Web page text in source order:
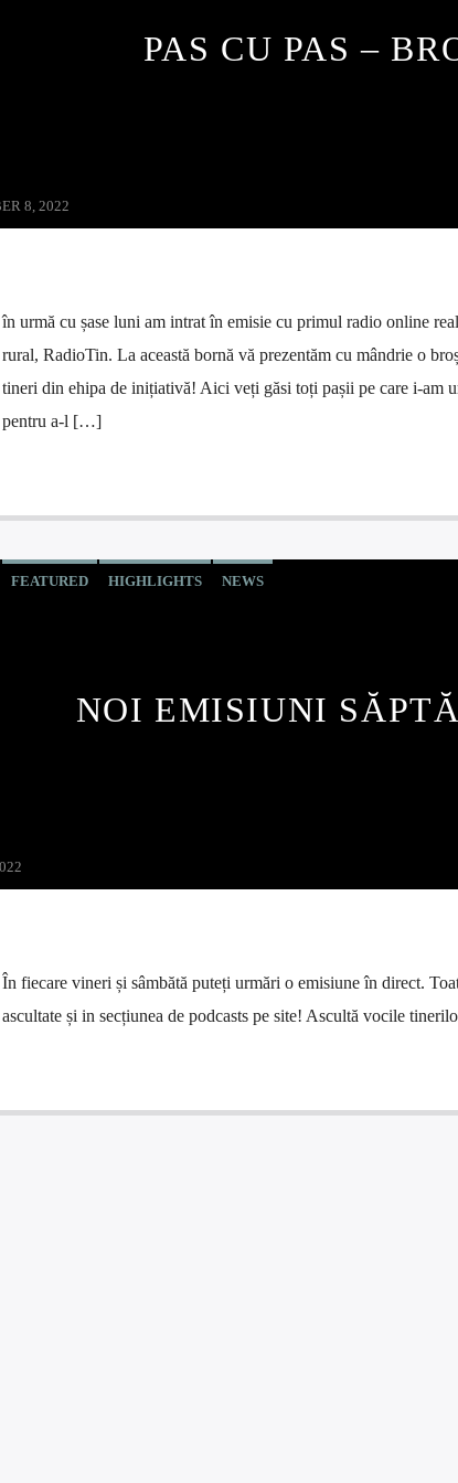
PAS CU PAS –
8, 2022
în urmă cu șase luni am intrat în emisie cu primul radio online
rural, RadioTin. La această bornă vă prezentăm cu mândrie o
tineri din ehipa de inițiativă! Aici veți găsi toți pașii pe care i-am
pentru a-l […]
FEATURED HIGHLIGHTS NEWS
NOI EMISIUNI
În fiecare vineri și sâmbătă puteți urmări o emisiune în direct.
ascultate și in secțiunea de podcasts pe site! Ascultă vocile